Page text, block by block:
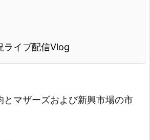
ライブ配信Vlog
とマザーズおよび新興市場の市